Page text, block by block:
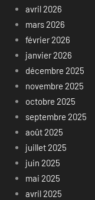
avril 2026
mars 2026
février 2026
janvier 2026
décembre 2025
novembre 2025
octobre 2025
septembre 2025
août 2025
juillet 2025
juin 2025
mai 2025
avril 2025